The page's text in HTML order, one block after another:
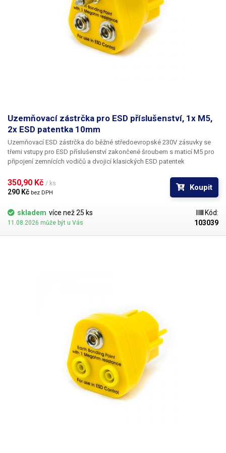
Uzemňovací zástrčka pro ESD příslušenství, 1x M5,
2x ESD patentka 10mm
Uzemňovací ESD zástrčka do běžné středoevropské 230V zásuvky se
třemi vstupy pro ESD příslušenství zakončené šroubem s maticí M5 pro
připojení zemnících vodičů a dvojicí klasických ESD patentek
snadno ESD pracoviště bez jakékoliv instalace uzemňovacích rozvodů.
K uzemnění postačí zemnící ochranný kolík zásuvky. Fáze i nulový vodič
zástrčky jsou plastové, jediná vodivá část je zem, která je chráněna
1MΩ rezistorem, čímž je zajištěna maximální bezpečnost. Zástrčky jsou
navíc snadno kdekoliv přenositelné. Vhodné k připojení ESD
příslušenství jako jsou ESD náramky, ESD pájecí stanice, antistatické
podložky, které je třeba rovněž připojit a další ESD vybavení.
350,90 Kč / ks
290 Kč bez DPH
Koupit
skladem více než 25 ks
11.08.2026 může být u Vás
Kód:
103039